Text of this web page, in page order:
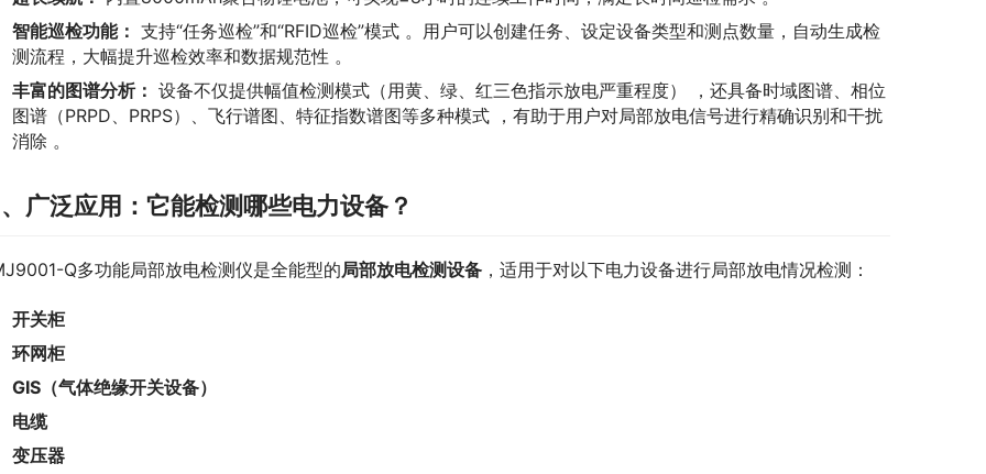
智能巡检功能： 支持“任务巡检”和“RFID巡检”模式 。用户可以创建任务、设定设备类型和测点数量，自动生成检
测流程，大幅提升巡检效率和数据规范性 。
丰富的图谱分析： 设备不仅提供幅值检测模式（用黄、绿、红三色指示放电严重程度） ，还具备时域图谱、相位
图谱（PRPD、PRPS）、飞行谱图、特征指数谱图等多种模式 ，有助于用户对局部放电信号进行精确识别和干扰
消除 。
广泛应用：它能检测哪些电力设备？
Q多功能局部放电检测仪是全能型的局部放电检测设备 ，适用于对以下电力设备进行局部放电情况检测：
开关柜
环网柜
GIS（气体绝缘开关设备）
电缆
变压器